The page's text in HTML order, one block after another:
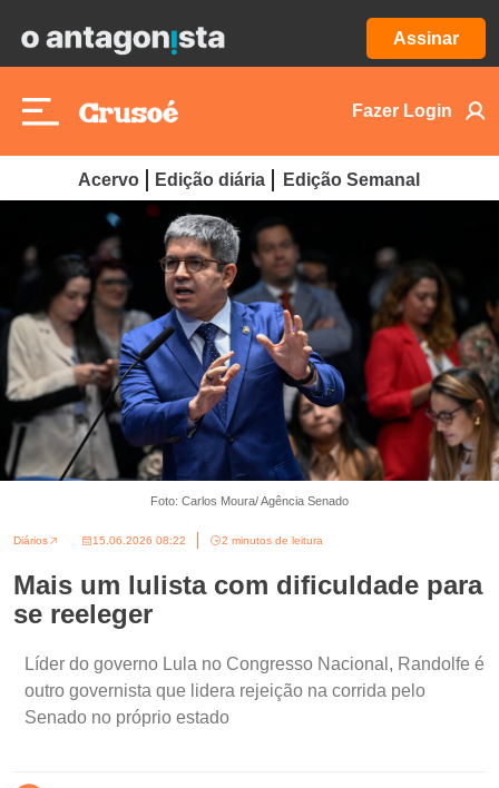
Assinar
Fazer Login
Acervo Edição diária Edição Semanal
Foto: Carlos Moura/ Agência Senado
Diários 15.06.2026 08:22 2 minutos de leitura
Mais um lulista com dificuldade para
se reeleger
Líder do governo Lula no Congresso Nacional, Randolfe é
outro governista que lidera rejeição na corrida pelo
Senado no próprio estado